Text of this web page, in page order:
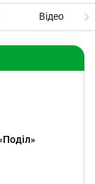
Відео